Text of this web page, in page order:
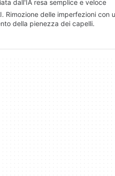
dall'IA resa semplice e veloce
Rimozione delle imperfezioni
della pienezza dei capelli.